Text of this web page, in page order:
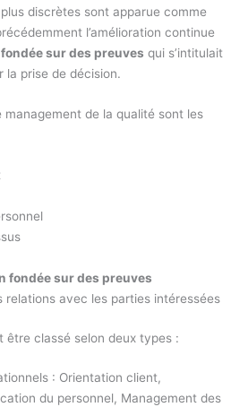
discrètes sont apparue comme
l’amélioration continue
sur des preuves qui s’intitulait
la prise de décision.
management de la qualité sont les
fondée sur des preuves
relations avec les parties intéressées
être classé selon deux types :
: Orientation client,
du personnel, Management des